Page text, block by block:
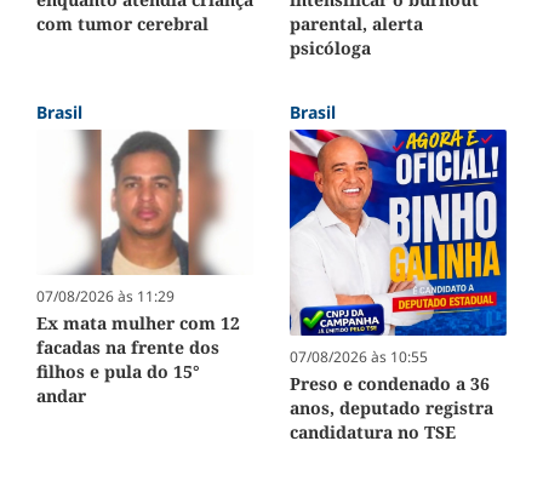
com tumor cerebral
parental, alerta
psicóloga
Brasil
07/08/2026 às 11:29
Ex mata mulher com 12
facadas na frente dos
filhos e pula do 15°
andar
Brasil
07/08/2026 às 10:55
Preso e condenado a 36
anos, deputado registra
candidatura no TSE